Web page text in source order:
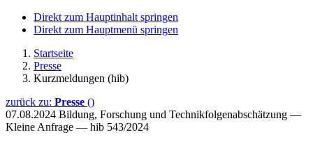
Direkt zum Hauptinhalt springen
Direkt zum Hauptmenü springen
Startseite
Presse
Kurzmeldungen (hib)
zurück zu: Presse ()
07.08.2024 Bildung, Forschung und Technikfolgenabschätzung —
Kleine Anfrage — hib 543/2024